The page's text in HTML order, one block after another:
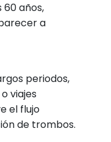
años,
a
periodos,
viajes
el flujo
de trombos.